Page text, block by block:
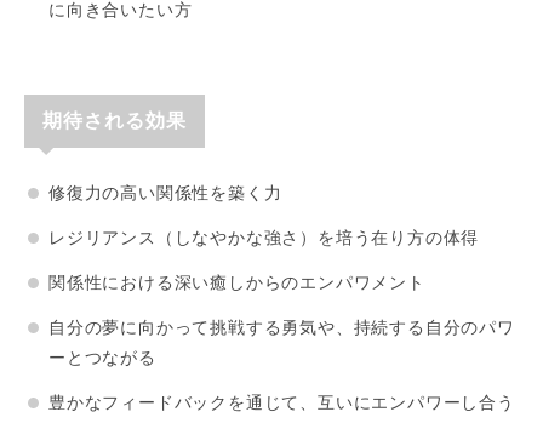
に向き合いたい方
期待される効果
修復力の高い関係性を築く力
レジリアンス（しなやかな強さ）を培う在り方の体得
関係性における深い癒しからのエンパワメント
自分の夢に向かって挑戦する勇気や、持続する自分のパワ
ーとつながる
豊かなフィードバックを通じて、互いにエンパワーし合う